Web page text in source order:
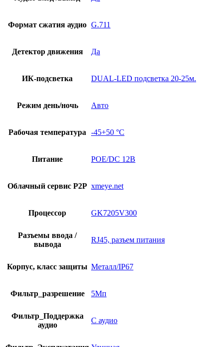
Формат сжатия аудио G.711
Детектор движения Да
ИК-подсветка DUAL-LED подсветка 20-25м.
Режим день/ночь Авто
Рабочая температура -45+50 °С
Питание POE/DC 12В
Облачный сервис P2P xmeye.net
Процессор GK7205V300
Разъемы ввода /
вывода
RJ45, разъем питания
Корпус, класс защиты Металл/IP67
Фильтр_разрешение 5Мп
Фильтр_Поддержка
аудио
С аудио